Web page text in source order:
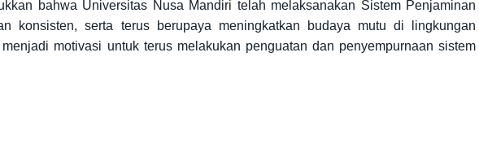
bahwa Universitas Nusa Mandiri telah melaksanakan Sistem Penjaminan
konsisten, serta terus berupaya meningkatkan budaya mutu di lingkungan
motivasi untuk terus melakukan penguatan dan penyempurnaan sistem